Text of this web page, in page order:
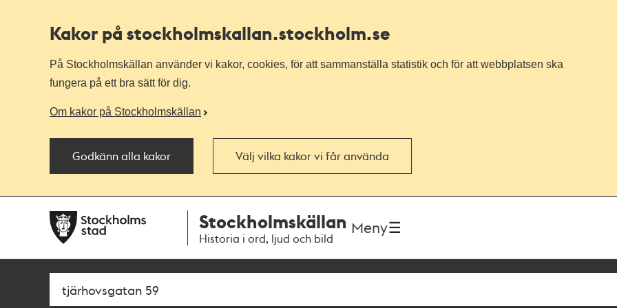
Kakor på stockholmskallan.stockholm.se
På Stockholmskällan använder vi kakor, cookies, för att sammanställa statistik och för att webbplatsen ska
fungera på ett bra sätt för dig.
Om kakor på Stockholmskällan
Godkänn alla kakor Välj vilka kakor vi får använda
navigationen
huvudinnehållet
Stockholmskällan
Historia i ord, ljud och bild
Meny
Sök